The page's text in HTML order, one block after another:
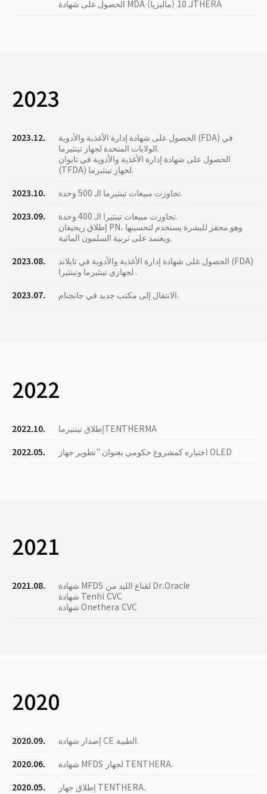
الحصول على شهادة MDA (ماليزيا) لـ 10THERA
2023
2023.12.
الحصول على شهادة إدارة الأغذية والأدوية (FDA) في
الولايات المتحدة لجهاز تينثيرما.
الحصول على شهادة إدارة الأغذية والأدوية في تايوان
(TFDA) لجهاز تينثيرما.
2023.10.
تجاوزت مبيعات تينثيرما الـ 500 وحدة.
2023.09.
تجاوزت مبيعات تينثيرا الـ 400 وحدة.
إطلاق ريجيفان PN، وهو محفز للبشرة يستخدم لتحسينها
ويعتمد على تربية السلمون المائية.
2023.08.
الحصول على شهادة إدارة الأغذية والأدوية في تايلاند (FDA)
لجهازي تينثيرما وتينثيرا .
2023.07.
الانتقال إلى مكتب جديد في جانجنام.
2022
2022.10.
إطلاق تينتيرماTENTHERMA
2022.05.
اختياره كمشروع حكومي بعنوان "تطوير جهاز OLED
2021
2021.08.
شهادة MFDS لقناع الليد من Dr.Oracle
شهادة Tenhi CVC
شهادة Onethera CVC
2020
2020.09.
إصدار شهادة CE الطبية.
2020.06.
شهادة MFDS لجهاز TENTHERA.
2020.05.
إطلاق جهاز TENTHERA.